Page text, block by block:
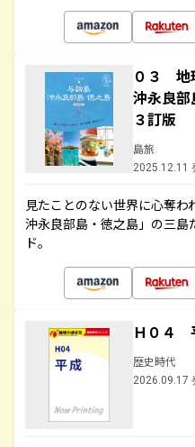
０３
沖永良
３訂版
島旅
2025.12.11
見たことのない世界に心奪
沖永良部島・徳之島」の三島
ド。
Ｈ０４
歴史時代
2026.09.17